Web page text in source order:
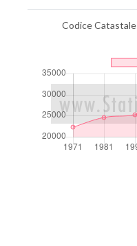
Codice Catastale